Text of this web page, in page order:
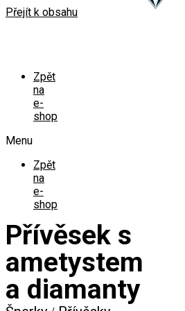
Přejít k obsahu
Zpět
na
e-
shop
Menu
Zpět
na
e-
shop
Přívěsek s
ametystem
a diamanty